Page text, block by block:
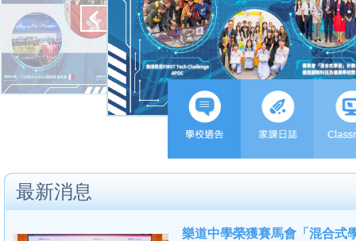
最新消息
樂道中學榮獲賽馬會「混合式